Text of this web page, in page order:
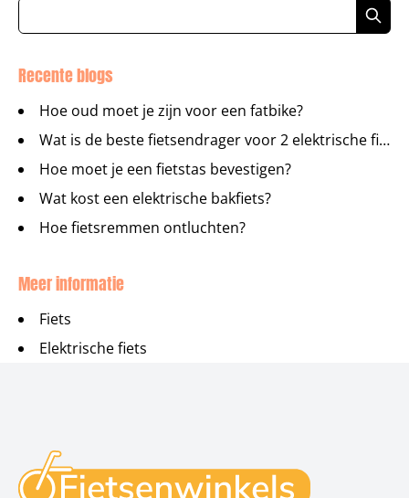
Recente blogs
Hoe oud moet je zijn voor een fatbike?
Wat is de beste fietsendrager voor 2 elektrische fietsen?
Hoe moet je een fietstas bevestigen?
Wat kost een elektrische bakfiets?
Hoe fietsremmen ontluchten?
Meer informatie
Fiets
Elektrische fiets